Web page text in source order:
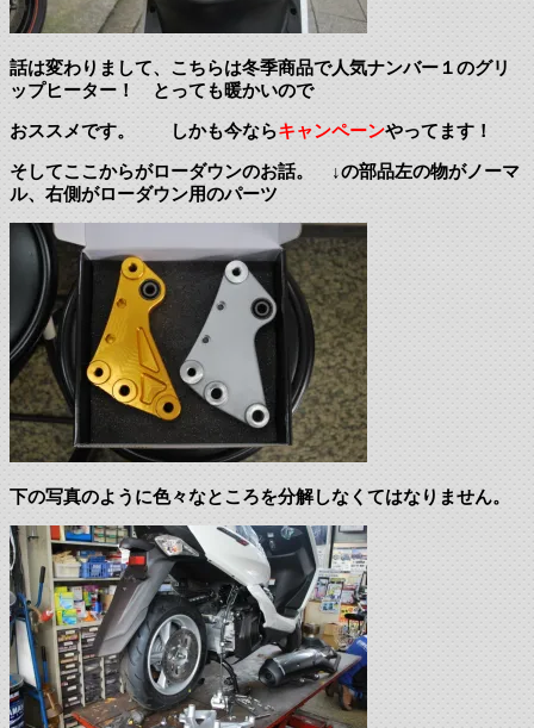
話は変わりまして、こちらは冬季商品で人気ナンバー１のグリ
ップヒーター！ とっても暖かいので
おススメです。 しかも今ならキャンペーンやってます！
そしてここからがローダウンのお話。 ↓の部品左の物がノーマ
ル、右側がローダウン用のパーツ
下の写真のように色々なところを分解しなくてはなりません。